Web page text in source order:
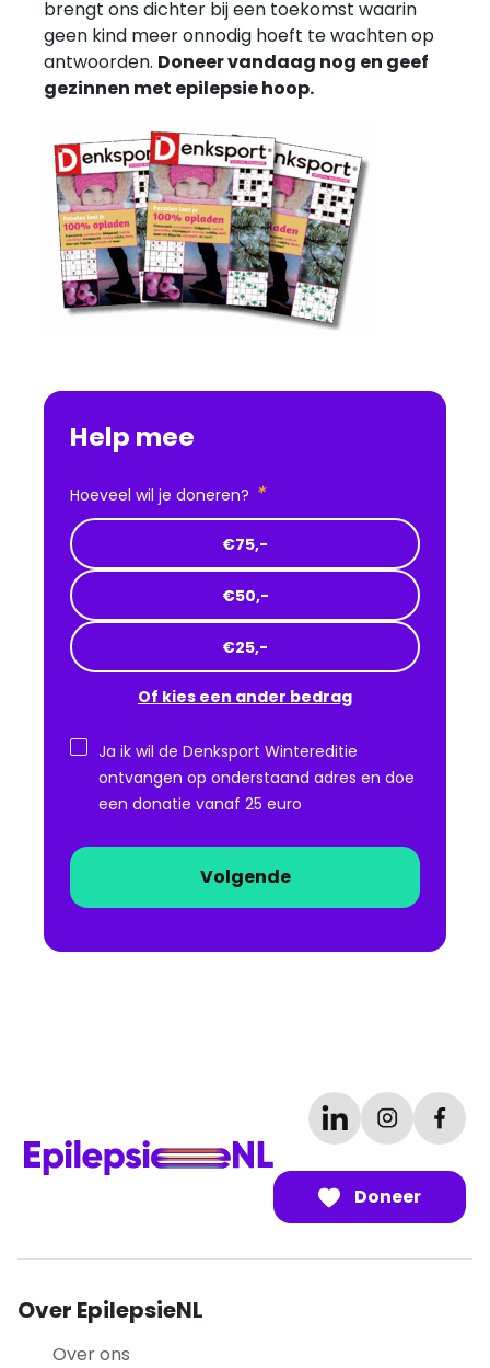
brengt ons dichter bij een toekomst waarin
geen kind meer onnodig hoeft te wachten op
antwoorden. Doneer vandaag nog en geef
gezinnen met epilepsie hoop.
Help mee
Hoeveel wil je doneren? *
€75,-
€50,-
€25,-
Of kies een ander bedrag
Ja ik wil de Denksport Wintereditie
ontvangen op onderstaand adres en doe
een donatie vanaf 25 euro
Doneer
Over EpilepsieNL
Over ons